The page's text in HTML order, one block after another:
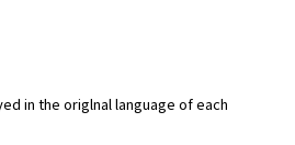
in the origlnal language of each